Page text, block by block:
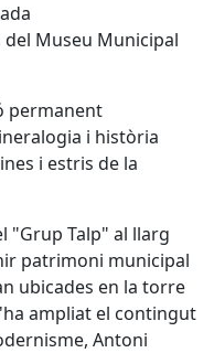
Museu Municipal
permanent
i història
i estris de la
"Grup Talp" al llarg
patrimoni municipal
ubicades en la torre
ampliat el contingut
Antoni